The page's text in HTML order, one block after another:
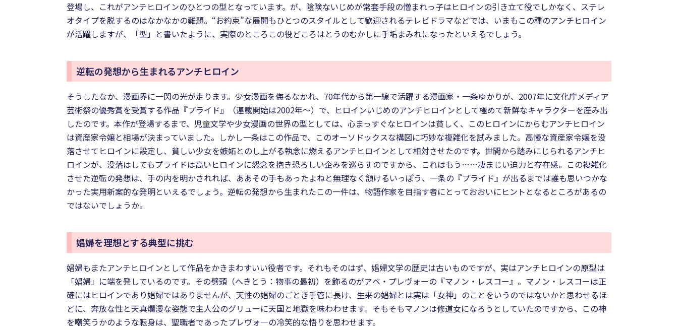
登場し、これがアンチヒロインのひとつの型となっています。が、陰険ないじめが常套手段の憎まれっ子はヒロインの引き立て役でしかなく、ステレ
オタイプを脱するのはなかなかの難題。“お約束”な展開もひとつのスタイルとして歓迎されるテレビドラマなどでは、いまもこの種のアンチヒロイン
が活躍しますが、「型」と書いたように、実際のところこの役どころはとうのむかしに手垢まみれになったといえるでしょう。
逆転の発想から生まれるアンチヒロイン
そうしたなか、漫画界に一閃の光が走ります。少女漫画を侮るなかれ、70年代から第一線で活躍する漫画家・一条ゆかりが、2007年に文化庁メディア
芸術祭の優秀賞を受賞する作品『プライド』（連載開始は2002年〜）で、ヒロインいじめのアンチヒロインとして極めて新鮮なキャラクターを産み出
したのです。本作が登場するまで、児童文学や少女漫画の世界の型としては、心まっすぐなヒロインは貧しく、このヒロインにからむアンチヒロイン
は資産家令嬢と相場が決まっていました。しかし一条はこの作品で、このオーソドックスな構図に巧妙な複雑化を試みました。高慢な資産家令嬢を没
落させてヒロインに設定し、貧しい少女を嫉妬とのし上がる執念に燃えるアンチヒロインとして相対させたのです。世間から踏みにじられるアンチヒ
ロインが、没落はしてもプライドは高いヒロインに怨念を抱き恐ろしい企みを巡らすのですから、これはもう……凄まじい迫力と存在感。この複雑化
させた逆転の発想は、手の内を明かされれば、ああその手もあったよねと無理なく頷けるいっぽう、一条の『プライド』が出るまでは誰も思いつかな
かった実用新案的な発明といえるでしょう。逆転の発想から生まれたこの一件は、物語作家を目指す者にとっておおいにヒントとなるところがあるの
ではないでしょうか。
娼婦を理想とする典型に挑む
娼婦もまたアンチヒロインとして作品をかきまわすいい役者です。それもそのはず、娼婦文学の歴史は古いものですが、実はアンチヒロインの原型は
「娼婦」に端を発しているのです。その劈頭（へきとう：物事の最初）を飾るのがアベ・プレヴォーの『マノン・レスコー』。マノン・レスコーは正
確にはヒロインであり娼婦ではありませんが、天性の娼婦のごとき手管に長け、生来の娼婦とは実は「女神」のことをいうのではないかと思わせるほ
どに、奔放な性と天真爛漫な姿態で主人公のグリューに天国と地獄を味わわせます。そもそもマノンは修道女になろうとしていたのですから、この神
を嘲笑うかのような転身は、聖職者であったプレヴォ―の冷笑的な悟りを思わせます。